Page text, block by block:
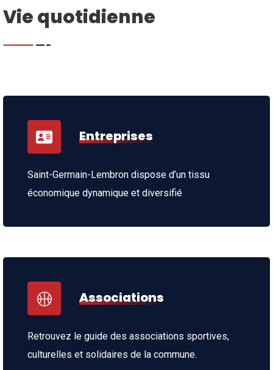
Vie quotidienne
Entreprises
Saint-Germain-Lembron dispose d’un tissu
économique dynamique et diversifié
Associations
Retrouvez le guide des associations sportives,
culturelles et solidaires de la commune.